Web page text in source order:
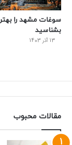
سوغات مشهد را بهتر
بشناسید
13 آذر 1403
مقالات محبوب